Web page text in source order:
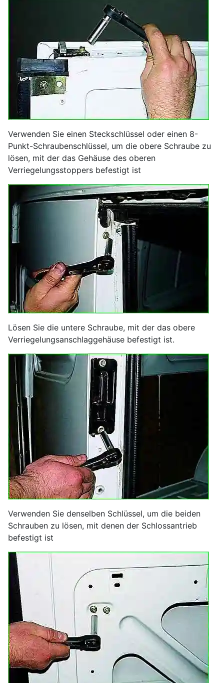
Verwenden Sie einen Steckschlüssel oder einen 8-
Punkt-Schraubenschlüssel, um die obere Schraube zu
lösen, mit der das Gehäuse des oberen
Verriegelungsstoppers befestigt ist
Lösen Sie die untere Schraube, mit der das obere
Verriegelungsanschlaggehäuse befestigt ist.
Verwenden Sie denselben Schlüssel, um die beiden
Schrauben zu lösen, mit denen der Schlossantrieb
befestigt ist